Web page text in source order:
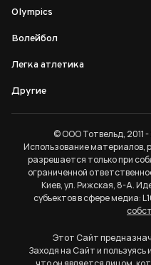
Olympics
Волейбол
Легка атлетика
Другие
© ООО Тотвельд, 2011
Использование материалов,
разрешается только при
ограниченной
Киев, ул. Рижская, 8-А.
субъектов в сфере медиа:
Этот Сайт
Заходя на Сайт и